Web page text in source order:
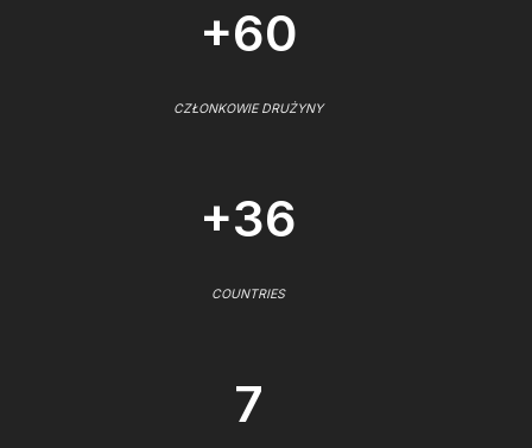
+60
CZŁONKOWIE DRUŻYNY
+36
COUNTRIES
7